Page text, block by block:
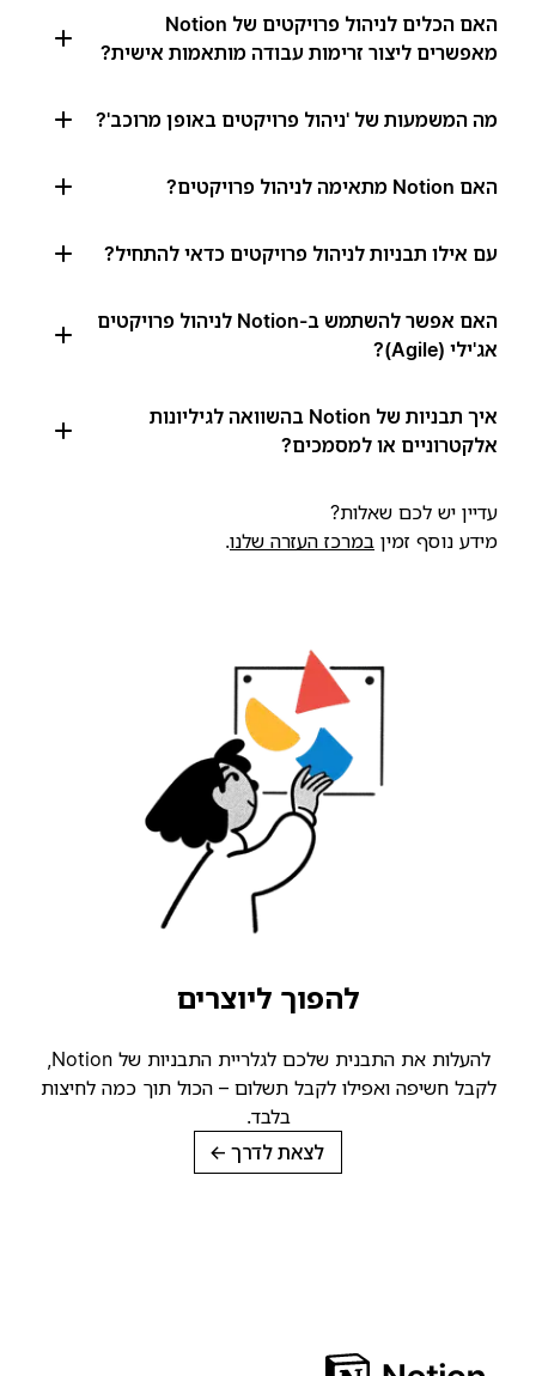
האם הכלים לניהול פרויקטים של Notion
מאפשרים ליצור זרימות עבודה מותאמות אישית?
מה המשמעות של 'ניהול פרויקטים באופן מרוכב'?
האם Notion מתאימה לניהול פרויקטים?
עם אילו תבניות לניהול פרויקטים כדאי להתחיל?
האם אפשר להשתמש ב-Notion לניהול פרויקטים
אג'ילי (Agile)?
איך תבניות של Notion בהשוואה לגיליונות
אלקטרוניים או למסמכים?
עדיין יש לכם שאלות?
מידע נוסף זמין במרכז העזרה שלנו.
להפוך ליוצרים
להעלות את התבנית שלכם לגלריית התבניות של Notion,
לקבל חשיפה ואפילו לקבל תשלום – הכול תוך כמה לחיצות
בלבד.
לצאת לדרך →